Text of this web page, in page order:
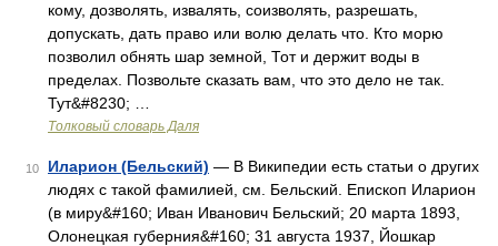
кому, дозволять, извалять, соизволять, разрешать,
допускать, дать право или волю делать что. Кто морю
позволил обнять шар земной, Тот и держит воды в
пределах. Позвольте сказать вам, что это дело не так.
Тут&#8230; …
Толковый словарь Даля
10 Иларион (Бельский) — В Википедии есть статьи о других
людях с такой фамилией, см. Бельский. Епископ Иларион
(в миру&#160; Иван Иванович Бельский; 20 марта 1893,
Олонецкая губерния&#160; 31 августа 1937, Йошкар